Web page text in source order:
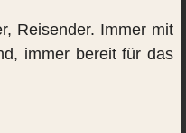
Reisender. Immer mit
immer bereit für das